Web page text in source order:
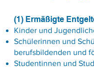
(1) Ermäßigte
Kinder und
Schülerinnen und
berufsbildenden und
Studentinnen und